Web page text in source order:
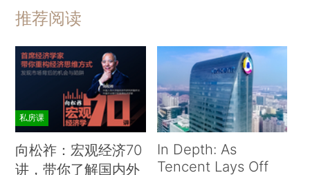
推荐阅读
私房课
向松祚：宏观经济70
讲，带你了解国内外
In Depth: As
Tencent Lays Off